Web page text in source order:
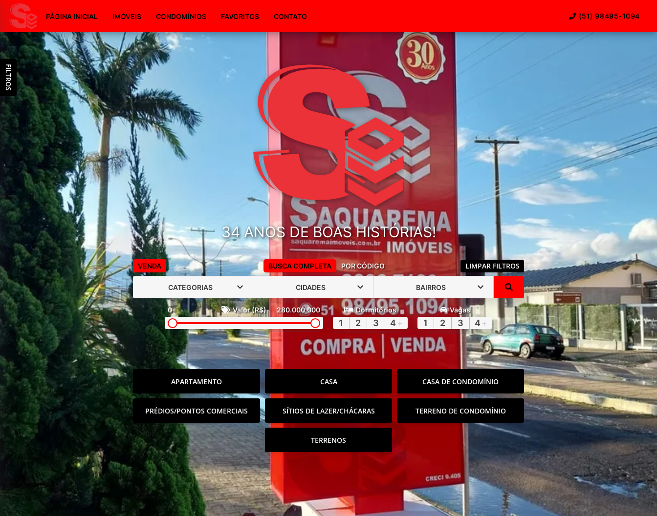
(51) 98495-1094
PÁGINA INICIAL IMÓVEIS CONDOMÍNIOS FAVORITOS CONTATO (51) 98495-1094
34 ANOS DE BOAS HISTÓRIAS!
VENDA BUSCA COMPLETA POR CÓDIGO LIMPAR FILTROS
CATEGORIAS CIDADES BAIRROS
0 Valor (R$) 280.000.000 Dormitórios
1 2 3 4 +
Vagas
1 2 3 4 +
APARTAMENTO CASA CASA DE CONDOMÍNIO
PRÉDIOS/PONTOS COMERCIAIS SÍTIOS DE LAZER/CHÁCARAS TERRENO DE CONDOMÍNIO
TERRENOS
FILTROS